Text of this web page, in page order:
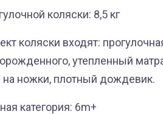
коляски: 8,5 кг
коляски входят:
утепленный
на ножки, плотный дождевик.
категория: 6m+